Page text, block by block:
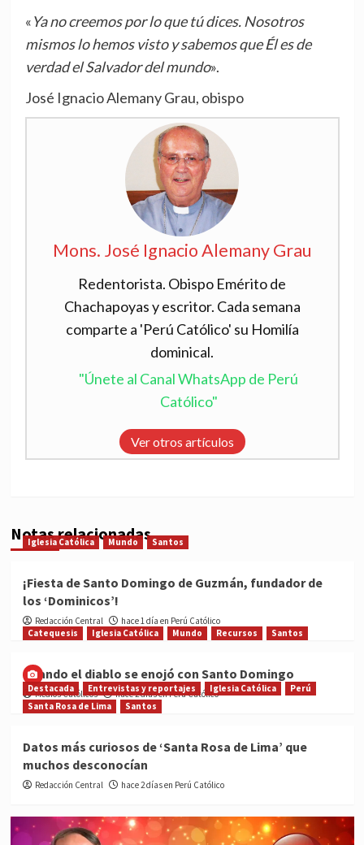
«Ya no creemos por lo que tú dices. Nosotros
mismos lo hemos visto y sabemos que Él es de
verdad el Salvador del mundo».
José Ignacio Alemany Grau, obispo
Mons. José Ignacio Alemany Grau
Redentorista. Obispo Emérito de
Chachapoyas y escritor. Cada semana
comparte a 'Perú Católico' su Homilía
dominical.
"Únete al Canal WhatsApp de Perú
Católico"
Ver otros artículos
Notas relacionadas
Iglesia Católica Mundo Santos
¡Fiesta de Santo Domingo de Guzmán, fundador de
los ‘Dominicos’!
Redacción Central
hace 1 día en Perú Católico
Catequesis
Iglesia Católica Mundo Recursos Santos
Cuando el diablo se enojó con Santo Domingo
Medios Católicos hace 2 días en Perú Católico
Destacada Entrevistas y reportajes Iglesia Católica
Perú
Santa Rosa de Lima
Santos
Datos más curiosos de ‘Santa Rosa de Lima’ que
muchos desconocían
Redacción Central hace 2 días en Perú Católico